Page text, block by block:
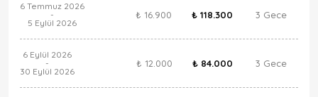
6 Temmuz 2026
-
5 Eylül 2026
₺ 16.900 ₺ 118.300 3 Gece
6 Eylül 2026
-
30 Eylül 2026
₺ 12.000 ₺ 84.000 3 Gece